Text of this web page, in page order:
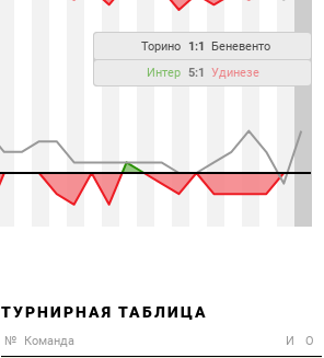
Торино 1:1
Беневенто
Интер 5:1 Удинезе
ТУРНИРНАЯ ТАБЛИЦА
№ Команда И О